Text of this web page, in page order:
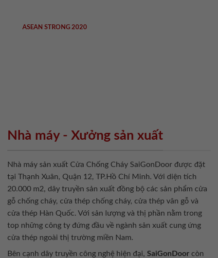
ASEAN STRONG 2020
Nhà máy - Xưởng sản xuất
Nhà máy sản xuất Cửa Chống Cháy SaiGonDoor được đặt
tại Thạnh Xuân, Quận 12, TP.Hồ Chí Minh. Với diện tích
20.000 m2, dây truyền sản xuất đồng bộ các sản phẩm cửa
gỗ chống cháy, cửa thép chống cháy, cửa thép vân gỗ và
cửa thép Hàn Quốc. Với sản lượng và thị phần nằm trong
top những công ty đứng đầu về ngành sản xuất cung ứng
cửa thép ngoài thị trường miền Nam.
Bên cạnh dây truyền công nghệ hiện đại, SaiGonDoor còn